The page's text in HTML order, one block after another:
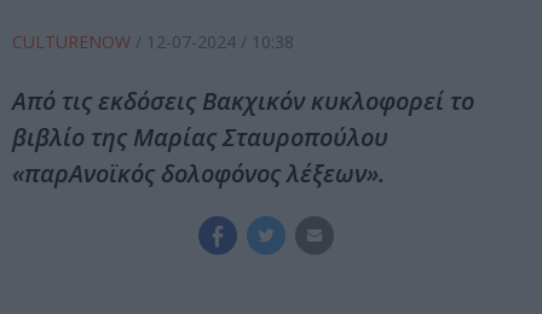
CULTURENOW / 12-07-2024 / 10:38
Από τις εκδόσεις Βακχικόν κυκλοφορεί το
βιβλίο της Μαρίας Σταυροπούλου
«παρΑνοϊκός δολοφόνος λέξεων».